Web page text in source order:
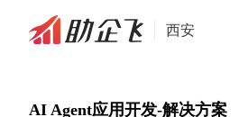
西安
AI Agent应用开发-解决方案